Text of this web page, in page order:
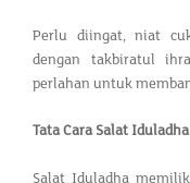
Perlu diingat, niat
dengan takbiratul
perlahan untuk
Tata Cara Salat
Salat Iduladha